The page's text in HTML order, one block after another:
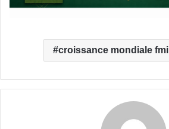
croissance mondiale fmi